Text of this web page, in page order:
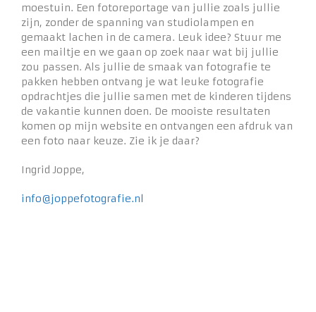
moestuin. Een fotoreportage van jullie zoals jullie
zijn, zonder de spanning van studiolampen en
gemaakt lachen in de camera. Leuk idee? Stuur me
een mailtje en we gaan op zoek naar wat bij jullie
zou passen. Als jullie de smaak van fotografie te
pakken hebben ontvang je wat leuke fotografie
opdrachtjes die jullie samen met de kinderen tijdens
de vakantie kunnen doen. De mooiste resultaten
komen op mijn website en ontvangen een afdruk van
een foto naar keuze. Zie ik je daar?
Ingrid Joppe,
info@joppefotografie.nl